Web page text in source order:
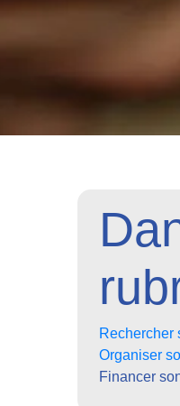
Rechercher
Organiser
Financer